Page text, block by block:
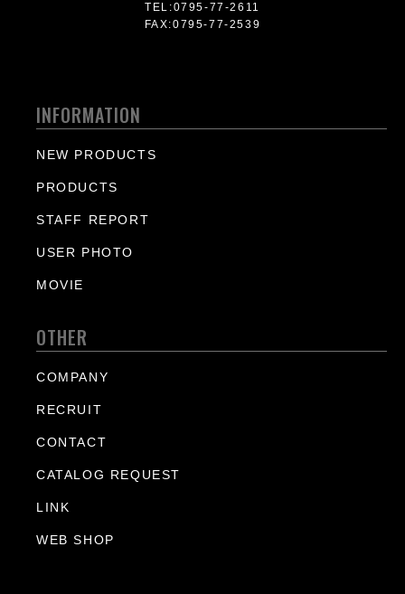
TEL:0795-77-2611
FAX:0795-77-2539
INFORMATION
NEW PRODUCTS
PRODUCTS
STAFF REPORT
USER PHOTO
MOVIE
OTHER
COMPANY
RECRUIT
CONTACT
CATALOG REQUEST
LINK
WEB SHOP